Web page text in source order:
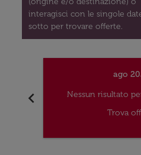
interagisci con le singole
sotto per trovare offerte.
chevron_left
ago
Nessun risultato
Trova